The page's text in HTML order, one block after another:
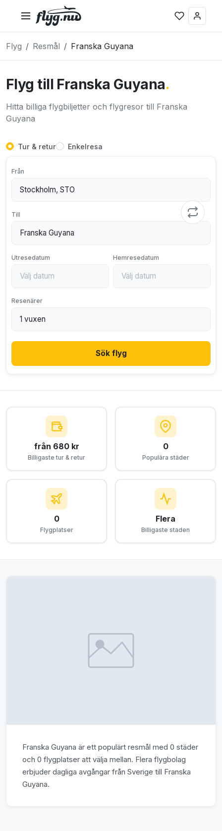
Flyg Resmål Franska Guyana
Flyg till Franska Guyana.
Hitta billiga flygbiljetter och flygresor till Franska
Guyana
Tur & retur Enkelresa
Från
Till
Utresedatum Hemresedatum
Resenärer
Sök flyg
från 680 kr
Billigaste tur & retur
0
Populära städer
0
Flygplatser
Flera
Billigaste staden
Franska Guyana är ett populärt resmål med 0 städer
och 0 flygplatser att välja mellan. Flera flygbolag
erbjuder dagliga avgångar från Sverige till Franska
Guyana.